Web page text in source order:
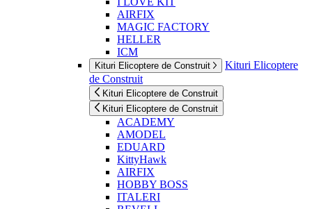
AIRFIX
MAGIC FACTORY
HELLER
ICM
Kituri Elicoptere de Construit
Kituri Elicoptere
de Construit
Kituri Elicoptere de Construit
Kituri Elicoptere de Construit
ACADEMY
AMODEL
EDUARD
KittyHawk
AIRFIX
HOBBY BOSS
ITALERI